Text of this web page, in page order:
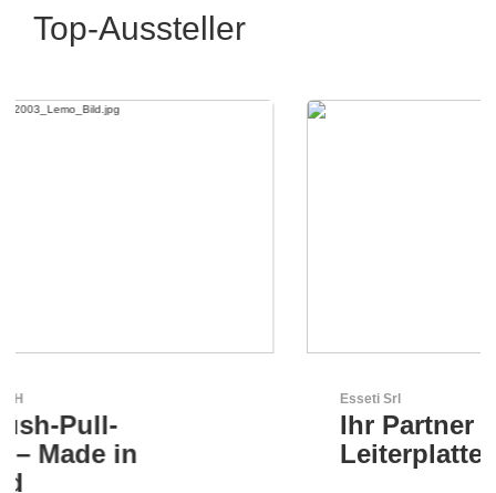
Top-Aussteller
Ihr Partner für High-Tech-
Leiterplatten